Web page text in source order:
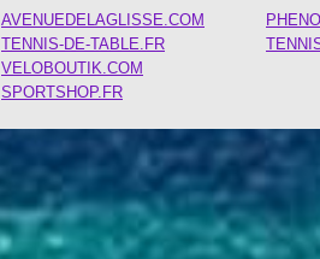
AVENUEDELAGLISSE.COM
TENNIS-DE-TABLE.FR
VELOBOUTIK.COM
SPORTSHOP.FR